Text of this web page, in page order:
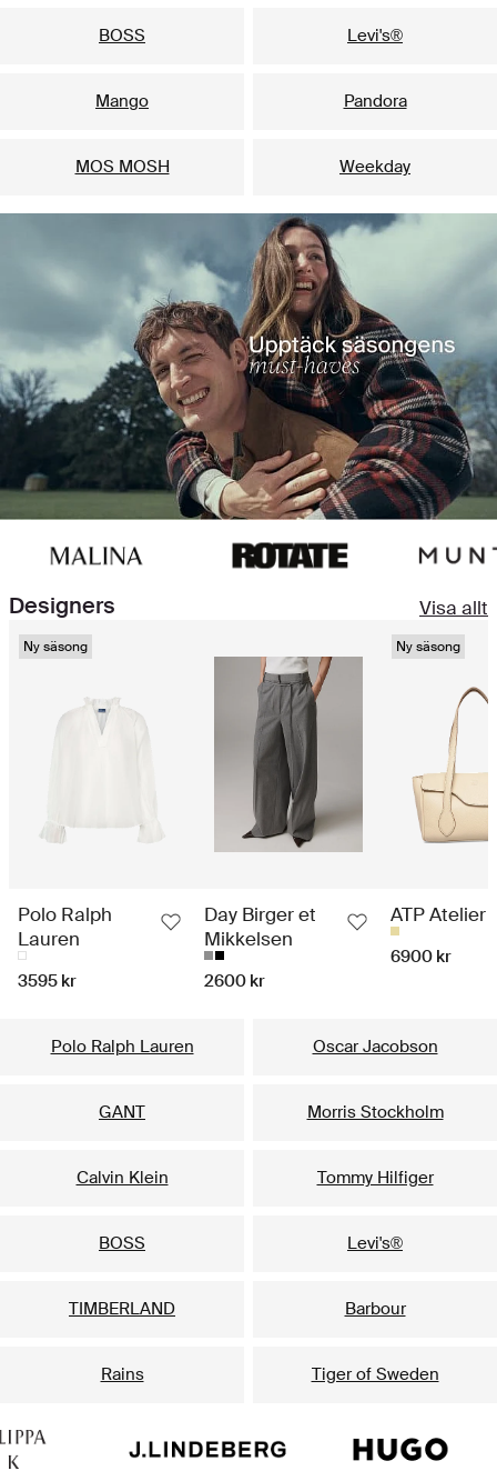
BOSS Levi's®
Mango Pandora
MOS MOSH Weekday
Designers Visa allt
Ny säsong
Polo Ralph
Lauren
3595 kr
Day Birger et
Mikkelsen
2600 kr
Ny säsong
ATP Atelier
6900 kr
Polo Ralph Lauren Oscar Jacobson
GANT Morris Stockholm
Calvin Klein Tommy Hilfiger
BOSS Levi's®
TIMBERLAND Barbour
Rains Tiger of Sweden